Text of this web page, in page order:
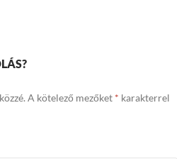
A kötelező mezőket * karakterrel